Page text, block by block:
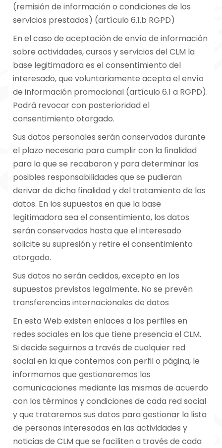
(remisión de información o condiciones de los
servicios prestados) (artículo 6.1.b RGPD)
En el caso de aceptación de envío de información
sobre actividades, cursos y servicios del CLM la
base legitimadora es el consentimiento del
interesado, que voluntariamente acepta el envío
de información promocional (artículo 6.1 a RGPD).
Podrá revocar con posterioridad el
consentimiento otorgado.
Sus datos personales serán conservados durante
el plazo necesario para cumplir con la finalidad
para la que se recabaron y para determinar las
posibles responsabilidades que se pudieran
derivar de dicha finalidad y del tratamiento de los
datos. En los supuestos en que la base
legitimadora sea el consentimiento, los datos
serán conservados hasta que el interesado
solicite su supresión y retire el consentimiento
otorgado.
Sus datos no serán cedidos, excepto en los
supuestos previstos legalmente. No se prevén
transferencias internacionales de datos
En esta Web existen enlaces a los perfiles en
redes sociales en los que tiene presencia el CLM.
Si decide seguirnos a través de cualquier red
social en la que contemos con perfil o página, le
informamos que gestionaremos las
comunicaciones mediante las mismas de acuerdo
con los términos y condiciones de cada red social
y que trataremos sus datos para gestionar la lista
de personas interesadas en las actividades y
noticias de CLM que se faciliten a través de cada